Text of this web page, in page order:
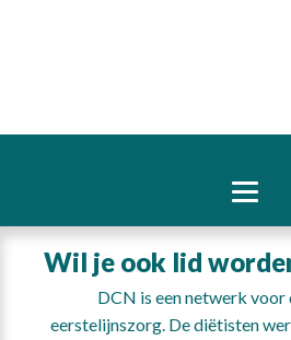
Wil je ook lid
DCN is een netwerk voor
eerstelijnszorg. De diëtisten